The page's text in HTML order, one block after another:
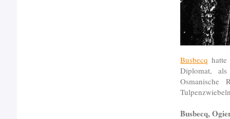
Busbecq
Diplomat,
Osmanische
Busbecq,